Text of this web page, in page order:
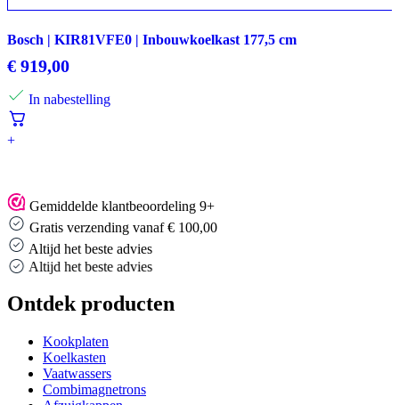
Bosch | KIR81VFE0 | Inbouwkoelkast 177,5 cm
€ 919,00
In nabestelling
+
Gemiddelde klantbeoordeling 9+
Gratis verzending vanaf € 100,00
Altijd het beste advies
Altijd het beste advies
Ontdek producten
Kookplaten
Koelkasten
Vaatwassers
Combimagnetrons